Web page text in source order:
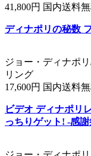
41,800円 国内送料
ディナポリの秘数
ジョー・ディナポ
リング
17,600円 国内送料
ビデオ ディナポリ
っちりゲット! -感謝